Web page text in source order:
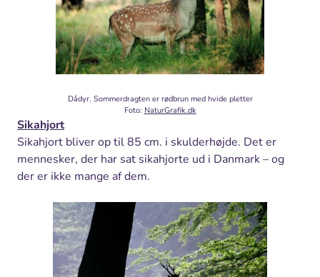
Dådyr. Sommerdragten er rødbrun med hvide pletter
Foto: NaturGrafik.dk
Sikahjort
Sikahjort bliver op til 85 cm. i skulderhøjde. Det er
mennesker, der har sat sikahjorte ud i Danmark – og
der er ikke mange af dem.